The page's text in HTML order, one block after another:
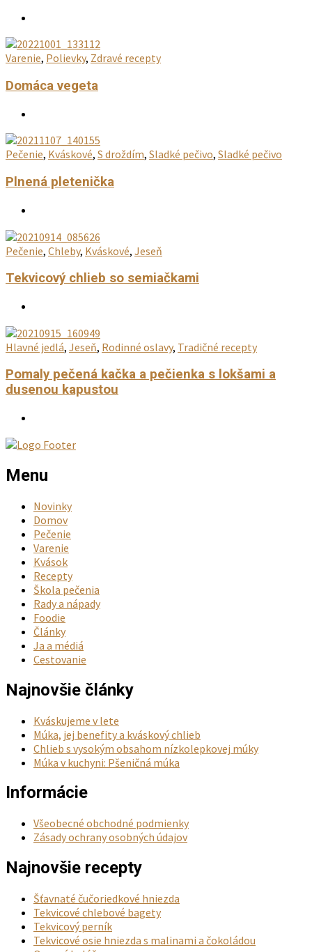
Varenie, Polievky, Zdravé recepty
Domáca vegeta
Pečenie, Kváskové, S droždím, Sladké pečivo, Sladké pečivo
Plnená pletenička
Pečenie, Chleby, Kváskové, Jeseň
Tekvicový chlieb so semiačkami
Hlavné jedlá, Jeseň, Rodinné oslavy, Tradičné recepty
Pomaly pečená kačka a pečienka s lokšami a
dusenou kapustou
Menu
Novinky
Domov
Pečenie
Varenie
Kvások
Recepty
Škola pečenia
Rady a nápady
Foodie
Články
Ja a médiá
Cestovanie
Najnovšie články
Kváskujeme v lete
Múka, jej benefity a kváskový chlieb
Chlieb s vysokým obsahom nízkolepkovej múky
Múka v kuchyni: Pšeničná múka
Informácie
Všeobecné obchodné podmienky
Zásady ochrany osobných údajov
Najnovšie recepty
Šťavnaté čučoriedkové hniezda
Tekvicové chlebové bagety
Tekvicový perník
Tekvicové osie hniezda s malinami a čokoládou